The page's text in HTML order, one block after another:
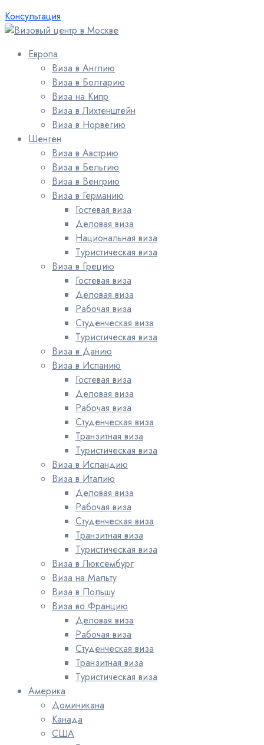
Консультация
Европа
Виза в Англию
Виза в Болгарию
Виза на Кипр
Виза в Лихтенштейн
Виза в Норвегию
Шенген
Виза в Австрию
Виза в Бельгию
Виза в Венгрию
Виза в Германию
Гостевая виза
Деловая виза
Национальная виза
Туристическая виза
Виза в Грецию
Гостевая виза
Деловая виза
Рабочая виза
Студенческая виза
Туристическая виза
Виза в Данию
Виза в Испанию
Гостевая виза
Деловая виза
Рабочая виза
Студенческая виза
Транзитная виза
Туристическая виза
Виза в Исландию
Виза в Италию
Деловая виза
Рабочая виза
Студенческая виза
Транзитная виза
Туристическая виза
Виза в Люксембург
Виза на Мальту
Виза в Польшу
Виза во Францию
Деловая виза
Рабочая виза
Студенческая виза
Транзитная виза
Туристическая виза
Америка
Доминикана
Канада
США